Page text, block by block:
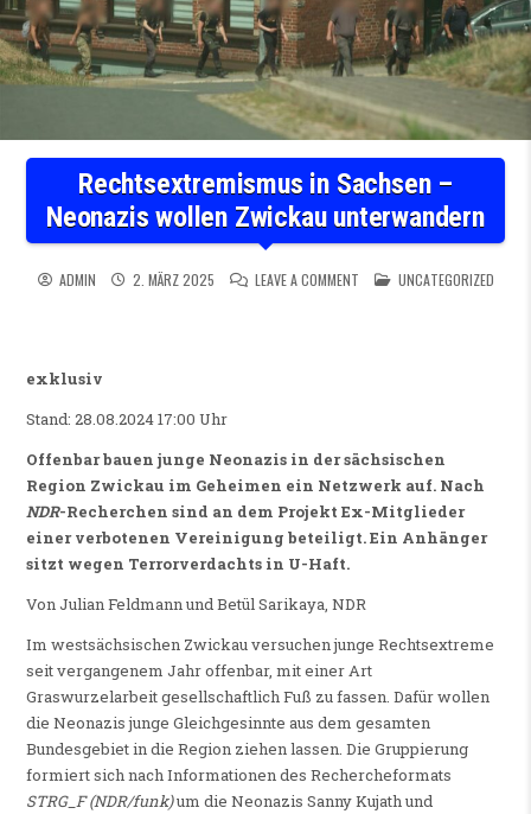
Rechtsextremismus in Sachsen –
Neonazis wollen Zwickau unterwandern
ADMIN 2. MÄRZ 2025 LEAVE A COMMENTON RECHTSEXTREMISMUS IN
POSTED IN
UNCATEGORIZED
exklusiv
Stand: 28.08.2024 17:00 Uhr
Offenbar bauen junge Neonazis in der sächsischen
Region Zwickau im Geheimen ein Netzwerk auf. Nach
NDR-Recherchen sind an dem Projekt Ex-Mitglieder
einer verbotenen Vereinigung beteiligt. Ein Anhänger
sitzt wegen Terrorverdachts in U-Haft.
Von Julian Feldmann und Betül Sarikaya, NDR
Im westsächsischen Zwickau versuchen junge Rechtsextreme
seit vergangenem Jahr offenbar, mit einer Art
Graswurzelarbeit gesellschaftlich Fuß zu fassen. Dafür wollen
die Neonazis junge Gleichgesinnte aus dem gesamten
Bundesgebiet in die Region ziehen lassen. Die Gruppierung
formiert sich nach Informationen des Rechercheformats
STRG_F (NDR/funk)um die Neonazis Sanny Kujath und